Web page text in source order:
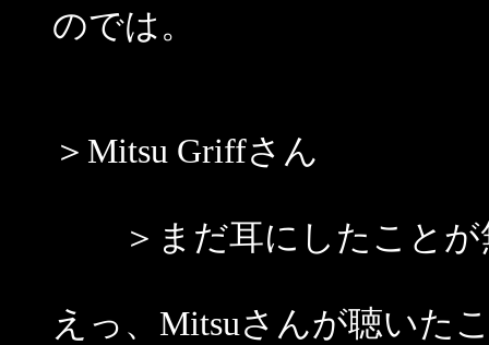
のでは。
＞Mitsu Griffさん
＞まだ耳にしたことが
えっ、Mitsuさんが聴いた